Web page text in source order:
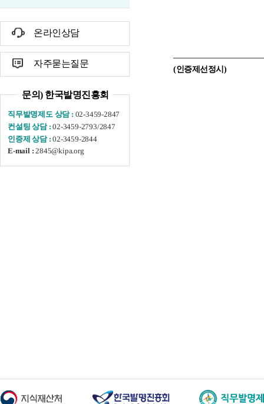
온라인상담
자주묻는질문
문의) 한국발명진흥회
직무발명제도 상담 : 02-3459-2847
컨설팅 상담 :02-3459-2793/2847
인증제 상담 :02-3459-2844
E-mail : 2845@kipa.org
(인증제선정시)